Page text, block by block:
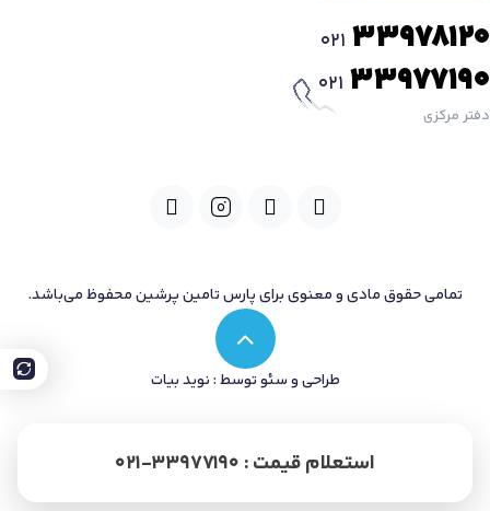
استعلام قیمت : 33977190-021
021 33978120
021 33977190
دفتر مرکزی
تمامی حقوق مادی و معنوی برای پارس تامین پرشین محفوظ می‌باشد.
طراحی و سئو توسط : نوید بیات